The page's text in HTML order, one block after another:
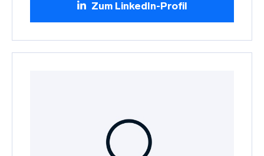
Zum LinkedIn-Profil